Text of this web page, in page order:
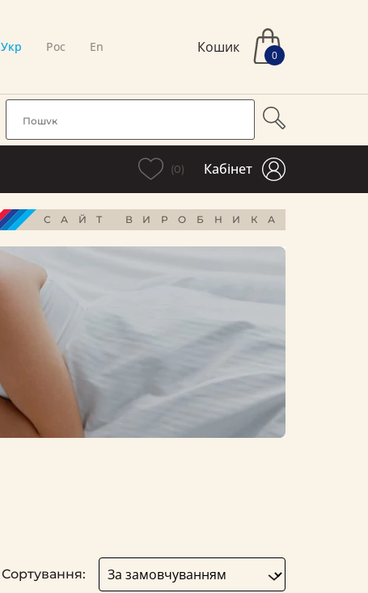
Укр Рос En Кошик 0
(0) Кабінет
САЙТ ВИРОБНИКА
Сортування: